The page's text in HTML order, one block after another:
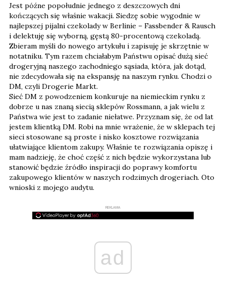
Jest późne popołudnie jednego z deszczowych dni
kończących się właśnie wakacji. Siedzę sobie wygodnie w
najlepszej pijalni czekolady w Berlinie – Fassbender & Rausch
i delektuję się wyborną, gęstą 80-procentową czekoladą.
Zbieram myśli do nowego artykułu i zapisuję je skrzętnie w
notatniku. Tym razem chciałabym Państwu opisać dużą sieć
drogeryjną naszego zachodniego sąsiada, która, jak dotąd,
nie zdecydowała się na ekspansję na naszym rynku. Chodzi o
DM, czyli Drogerie Markt.
Sieć DM z powodzeniem konkuruje na niemieckim rynku z
dobrze u nas znaną siecią sklepów Rossmann, a jak wielu z
Państwa wie jest to zadanie niełatwe. Przyznam się, że od lat
jestem klientką DM. Robi na mnie wrażenie, że w sklepach tej
sieci stosowane są proste i nisko kosztowe rozwiązania
ułatwiające klientom zakupy. Właśnie te rozwiązania opiszę i
mam nadzieję, że choć część z nich będzie wykorzystana lub
stanowić będzie źródło inspiracji do poprawy komfortu
zakupowego klientów w naszych rodzimych drogeriach. Oto
wnioski z mojego audytu.
REKLAMA
ad